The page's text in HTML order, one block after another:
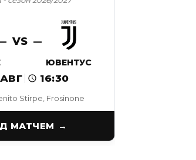
Stirpe, Frosinone
VS
ЮВЕНТУС
16:30
МАТЧЕМ